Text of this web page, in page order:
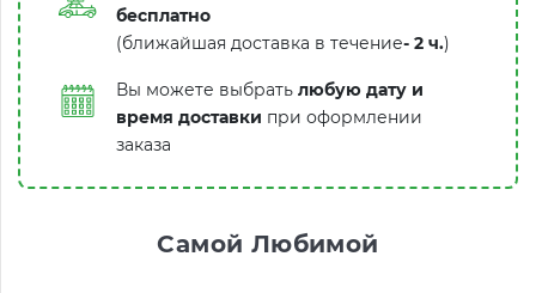
бесплатно
(ближайшая доставка в течение- 2 ч.)
Вы можете выбрать любую дату и
время доставки при оформлении
заказа
Самой Любимой